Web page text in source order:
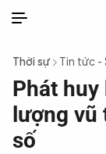
THỜI SỰ
CHỐNG DIỄN
Thời sự Tin tức -
Phát
lượng vũ
số